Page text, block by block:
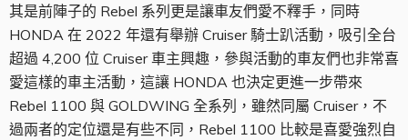
其是前陣子的 Rebel 系列更是讓車友們愛不釋手，同時
HONDA 在 2022 年還有舉辦 Cruiser 騎士趴活動，吸引全台
超過 4,200 位 Cruiser 車主興趣，參與活動的車友們也非常喜
愛這樣的車主活動，這讓 HONDA 也決定更進一步帶來
Rebel 1100 與 GOLDWING 全系列，雖然同屬 Cruiser，不
過兩者的定位還是有些不同，Rebel 1100 比較是喜愛強烈自